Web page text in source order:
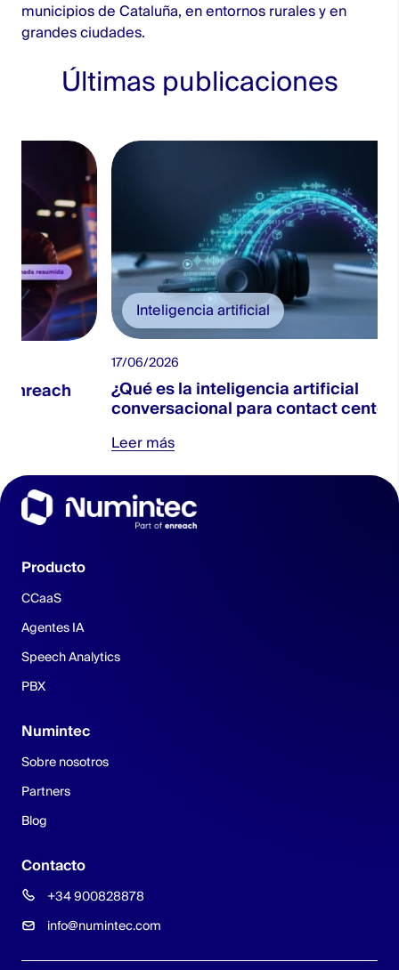
municipios de Cataluña, en entornos rurales y en
grandes ciudades.
Últimas publicaciones
Inteligencia artificial
¿Qué es la inteligencia artificial
conversacional para contact centers?
Producto
CCaaS
Agentes IA
Speech Analytics
PBX
Numintec
Sobre nosotros
Partners
Blog
Contacto
+34 900828878
info@numintec.com